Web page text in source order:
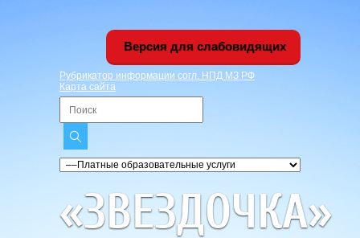
Версия для слабовидящих
Рубрикатор информации согл. НПД МЗ РФ
Карта сайта
«ЗВЕЗДОЧКА»